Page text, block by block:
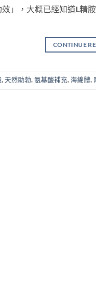
」，大概已經知道L精
CONTINUE
,天然助勃,氨基酸補充,海綿體,